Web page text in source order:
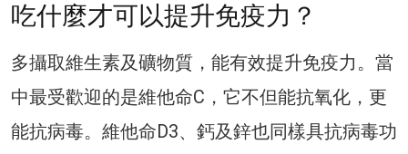
吃什麼才可以提升免疫力？
多攝取維生素及礦物質，能有效提升免疫力。當
中最受歡迎的是維他命C，它不但能抗氧化，更
能抗病毒。維他命D3、鈣及鋅也同樣具抗病毒功